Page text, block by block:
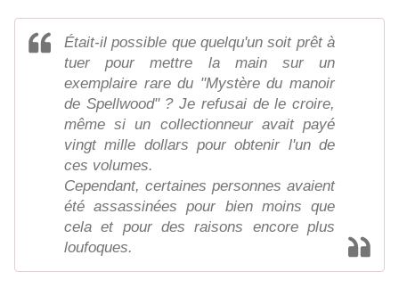
Était-il possible que quelqu'un soit prêt à
tuer pour mettre la main sur un
exemplaire rare du "Mystère du manoir
de Spellwood" ? Je refusai de le croire,
même si un collectionneur avait payé
vingt mille dollars pour obtenir l'un de
ces volumes.
Cependant, certaines personnes avaient
été assassinées pour bien moins que
cela et pour des raisons encore plus
loufoques.